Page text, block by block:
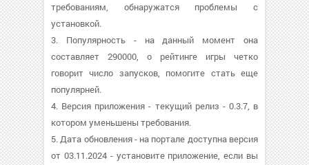
требованиям, обнаружатся проблемы с
установкой.
3. Популярность - на данный момент она
составляет 290000, о рейтинге игры четко
говорит число запусков, помогите стать еще
популярней.
4. Версия приложения - текущий релиз - 0.3.7, в
котором уменьшены требования.
5. Дата обновления - на портале доступна версия
от 03.11.2024 - установите приложение, если вы